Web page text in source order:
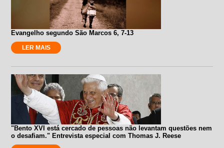
Evangelho segundo São Marcos 6, 7-13
LER MAIS
"Bento XVI está cercado de pessoas não levantam questões nem
o desafiam." Entrevista especial com Thomas J. Reese